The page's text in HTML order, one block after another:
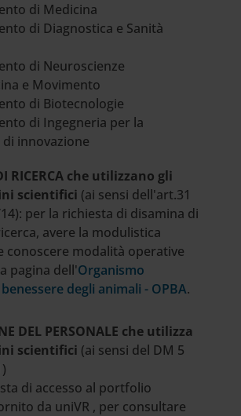
di Medicina
di Diagnostica e Sanità
di Neuroscienze
e Movimento
di Biotecnologie
di Ingegneria per la
innovazione
RICERCA che utilizzano gli
scientifici (ai sensi dell'art.31
per la richiesta di disamina di
avere la modulistica
conoscere modalità operative
pagina dell'Organismo
degli animali - OPBA.
DEL PERSONALE che utilizza
scientifici (ai sensi del DM 5
di accesso al portfolio
da uniVR , per consultare